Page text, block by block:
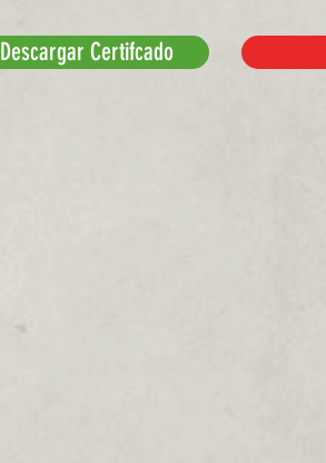
Descargar Certifcado